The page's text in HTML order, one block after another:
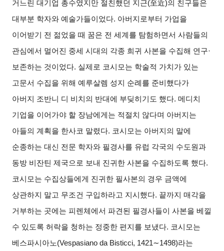
거느린 대기업 총수였지만 절친했던 지근(至近)의 친구들은
대부분 학자와 예술가들이었다. 아버지로부터 가업을
이어받기 전 젊었을 때 꿈은 전 세계를 탐험하면서 사람들의
관심에서 멀어진 중세 시대의 각종 희귀 사본을 수집해 연구·
보존하는 것이었다. 실제로 코시모는 학술적 가치가 있는
고문서 수집을 위해 예루살렘 성지 순례를 준비했다가
아버지 조반니 디 비치의 반대에 부딪히기도 했다. 메디치
기업을 이어가야 할 장남에게는 적절치 않다며 아버지는
아들의 계획을 한사코 말렸다. 코시모는 아버지의 말에
순종하는 대신 전문 학자와 필경사를 유럽 각국의 수도원과
동방 비잔틴 제국으로 보내 진귀한 사본을 수집하도록 했다.
코시모는 수집상들에게 진귀한 필사본의 경우 금액에
상관하지 말고 무조건 구입하라고 지시했다. 끝까지 매각을
거부하는 곳에는 피렌체에서 파견된 필경사들이 사본을 베낄
수 있도록 허락을 청하는 정중한 편지를 보냈다. 코시모는
베스파시아노(Vespasiano da Bisticci, 1421∼1498)라는